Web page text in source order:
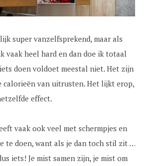
super vanzelfsprekend, maar als
vaak heel hard en dan doe ik totaal
doen voldoet meestal niet. Het zijn
calorieën van uitrusten. Het lijkt erop,
effect.
vaak ook veel met schermpjes en
te doen, want als je dan toch stil zit …
iets! Je mist samen zijn, je mist om